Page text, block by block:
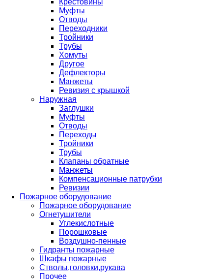
Крестовины
Муфты
Отводы
Переходники
Тройники
Трубы
Хомуты
Другое
Дефлекторы
Манжеты
Ревизия с крышкой
Наружная
Заглушки
Муфты
Отводы
Переходы
Тройники
Трубы
Клапаны обратные
Манжеты
Компенсационные патрубки
Ревизии
Пожарное оборудование
Пожарное оборудование
Огнетушители
Углекислотные
Порошковые
Воздушно-пенные
Гидранты пожарные
Шкафы пожарные
Стволы,головки,рукава
Прочее